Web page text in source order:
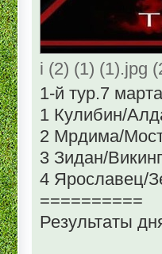
i (2) (1) (1).jpg
1-й тур.7
1 Кулибин/
2 Мрдима/
3 Зидан/
4 Ярославец/
==========
Результаты